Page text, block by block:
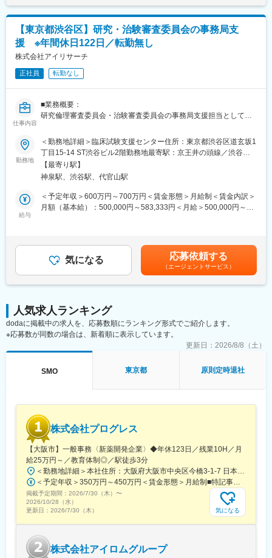
変更の範囲：会社の定める業務
【組織構成】
配属予定のビジネスディベロップメント本部は15名程の組織にな
っており、20～40代の方まで幅広く活躍しています。
【働く環境】
■フルフレックスタイム制、在宅勤務制度、時短勤務制度など、効
率的に働けます。
■有給取得率70％、産休育休後の復職率100％と、ワークライフバ
ランスを重視する社風です。
■臨床試験の国際化が急速に進む現在、グローバル・スタディに対
応できることが必須となっています。英語でコミュニケーション
ができるだけでなく、日本で効率的に試験を実施するための提案
やリーダーシップが求められています。当社ではグローバル･スタ
のために社内研修プログラムの充実を図っています。社内組織体
制もグローバル・スタディを専属で実施するモニタリング部門を
■クライアントのご要望に応じて、アジア各国での開発に関する戦
略・薬事コンサルティング、薬事申請業務、現地の薬事制度・市
場調査等の薬事関連業務をサポートいたします。海外現地法人を
通じて、モニタリング等の治験業務も提供いたします。
■大手グローバルCROの1つであり、世界70ヶ国に15,000人以上
のスタッフを擁するPRA Health Sciences社と日本における治験
実施に関する戦略的パートナーシップ契約を締結しています。
変更の範囲：会社の定める業務
【東京都渋谷区】研究・治験審査委員会の事務局支
援 ※年間休日122日／転勤無し
株式会社アイリサーチ
正社員 転勤なし
仕事内容
■業務概要：
研究倫理審査委員会・治験審査委員会の事務局支援担当として、
■具体的な仕事：
・研究倫理審査委員会・治験審査委員会の運営支援
・手続書類の作成支援、書類の管理・保管
・委員会の議事録作成
・見積書や契約書、請求書等の作成
・研究に係るコンサルティング
・事務局スタッフが作成した資料のレビューや一次承認業務
■当社の特徴：
・当社は治験施設支援機関（SMO）として活動する2005年創業の
会社です。国内外の製薬企業や全国の医療機関等から審査を受託
するセントラルIRB（治験審査委員会）の運営支援を行っていま
・土日祝休みで有給消化率は93％のため、キャリアとプライベー
勤務地
＜勤務地詳細＞臨床試験支援センター住所：東京都渋谷区道玄坂1
丁目15-14 ST渋谷ビル2階勤務地最寄駅：京王井の頭線／渋谷駅
受動喫煙対策：屋内全面禁煙変更の範囲：会社の定める事業所
【最寄り駅】
神泉駅、渋谷駅、代官山駅
給与
＜予定年収＞600万円～700万円＜賃金形態＞月給制＜賃金内訳＞
月額（基本給）：500,000円～583,333円＜月給＞500,000円～
気になる 応募依頼する
（エージェントサービス）
人気求人ランキング
dodaに掲載中の求人を、応募数順にランキング形式でご紹介します。
※応募数が同数の場合は、新着順に表示しています。
更新日： 2026/8/8（土）
SMO 東京都 原則定時退社
株式会社プログレス
【大阪市】一般事務〈新薬開発企業〉◆年休123日／残業10H／月
給25万円～／教育体制◎／駅徒歩3分
＜勤務地詳細＞本社住所：大阪府大阪市中央区今橋3-1-7 日本生命今橋ビル受動喫煙対策：屋内全面禁煙変更の範囲：無
＜予定年収＞350万円～450万円＜賃金形態＞月給制■特記事項なし＜賃金内訳＞月額（基本給）：232,000円～260,000円固定残業手当/月：18,000円～20,000円（固定残業時間10時間0分/月）超過した時間外労働の残業手当は追加支給＜月給＞250,000円～280,000円（一律手当を含む）＜昇給有無＞有＜残業手当＞有＜給与補足＞■賞与（年4回）：初年度0.7か月分、2年目以降1.4か月（変動有）■昇給（年1回以上）＊通勤手当（全額）＊住宅手当＊習い事支援手当 （社員が契約した習い事を上限7,000円として80％を支給）＊医療費補助手当 （社員とその両親の保険診療の医療費の自己負担額の50％を支給）賃金はあくまでも目安の金額であり、選考を通じて上下する可能性があります。月給(月額)は固定手当を含めた表記です。
掲載予定期間： 2026/7/30（木） 〜
2026/10/28（水）
更新日： 2026/7/30（木） 気になる
株式会社アイロムグループ